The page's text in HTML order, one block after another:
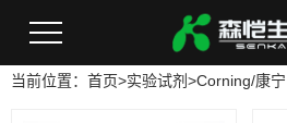
当前位置： 首页>实验试剂>Corning/康宁